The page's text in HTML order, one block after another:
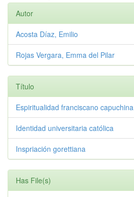
Autor
Acosta Díaz, Emilio
Rojas Vergara, Emma del Pilar
Título
Espiritualidad franciscano capuchina
Identidad universitaria católica
Inspriación gorettiana
Has File(s)